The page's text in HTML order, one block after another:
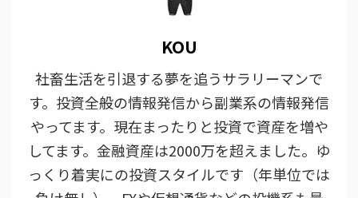
KOU
社畜生活を引退する夢を追うサラリーマンで
す。投資全般の情報発信から副業系の情報発信
やってます。現在まったりと投資で資産を増や
してます。金融資産は2000万を超えました。ゆ
っくり着実にの投資スタイルです（年単位では